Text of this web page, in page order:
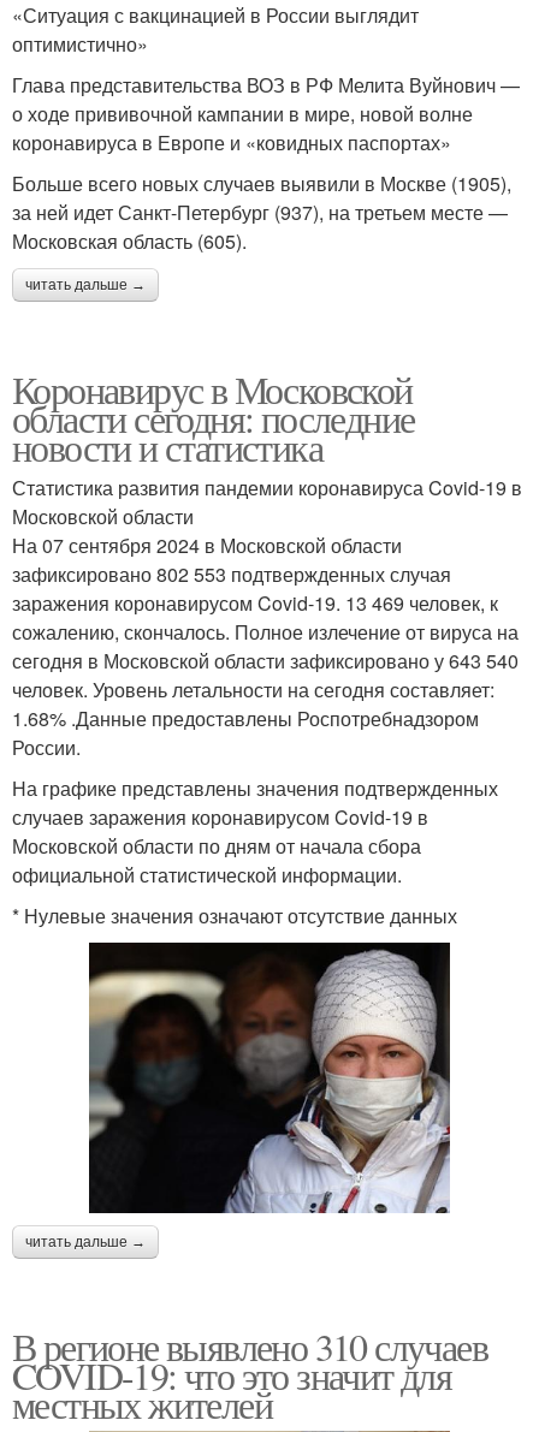
«Ситуация с вакцинацией в России выглядит
оптимистично»
Глава представительства ВОЗ в РФ Мелита Вуйнович —
о ходе прививочной кампании в мире, новой волне
коронавируса в Европе и «ковидных паспортах»
Больше всего новых случаев выявили в Москве (1905),
за ней идет Санкт-Петербург (937), на третьем месте —
Московская область (605).
читать дальше →
Коронавирус в Московской
области сегодня: последние
новости и статистика
Статистика развития пандемии коронавируса Covid-19 в
Московской области
На 07 сентября 2024 в Московской области
зафиксировано 802 553 подтвержденных случая
заражения коронавирусом Covid-19. 13 469 человек, к
сожалению, скончалось. Полное излечение от вируса на
сегодня в Московской области зафиксировано у 643 540
человек. Уровень летальности на сегодня составляет:
1.68% .Данные предоставлены Роспотребнадзором
России.
На графике представлены значения подтвержденных
случаев заражения коронавирусом Covid-19 в
Московской области по дням от начала сбора
официальной статистической информации.
* Нулевые значения означают отсутствие данных
читать дальше →
В регионе выявлено 310 случаев
COVID-19: что это значит для
местных жителей